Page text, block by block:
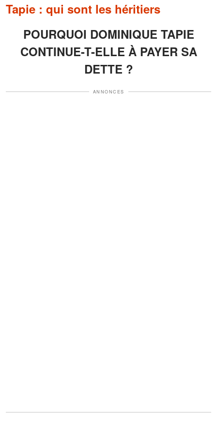
Tapie : qui sont les héritiers
POURQUOI DOMINIQUE TAPIE
CONTINUE-T-ELLE À PAYER SA
DETTE ?
ANNONCES